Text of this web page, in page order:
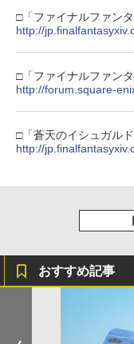
□「ファイナルファン
http://
□「ファイナルファン
http://forum.square-
□「蒼天のイシュガル
http://
おすすめ記事